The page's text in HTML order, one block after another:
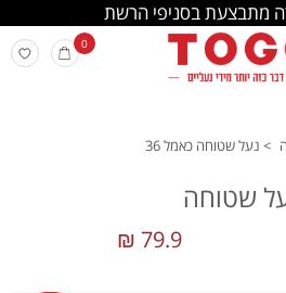
מתבצעת בסניפי הרשת
0
> נעל שטוחה כאמל 36
שטוחה
79.9 ₪